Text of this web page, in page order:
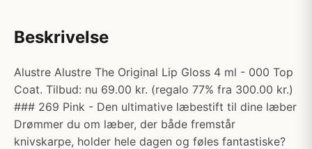
Beskrivelse
Alustre Alustre The Original Lip Gloss 4 ml - 000 Top
Coat. Tilbud: nu 69.00 kr. (regalo 77% fra 300.00 kr.)
### 269 Pink - Den ultimative læbestift til dine læber
Drømmer du om læber, der både fremstår
knivskarpe, holder hele dagen og føles fantastiske?